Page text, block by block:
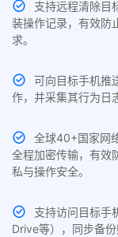
支持远程清除目
装操作记录，有效防
求。
可向目标手机推
作，并采集其行为日
全球40+国家网
全程加密传输，有效
私与操作安全。
支持访问目标手
Drive等），同步备